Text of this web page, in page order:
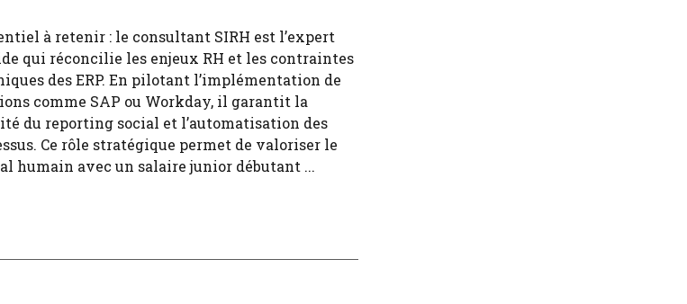
à retenir : le consultant SIRH est l’expert
qui réconcilie les enjeux RH et les contraintes
des ERP. En pilotant l’implémentation de
comme SAP ou Workday, il garantit la
du reporting social et l’automatisation des
Ce rôle stratégique permet de valoriser le
humain avec un salaire junior débutant ...